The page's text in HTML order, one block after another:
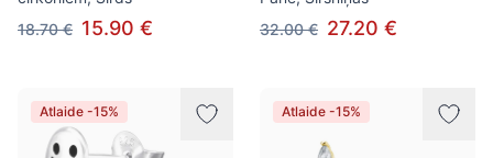
18.70 € 15.90 €
32.00 € 27.20 €
Atlaide -15% Atlaide -15%